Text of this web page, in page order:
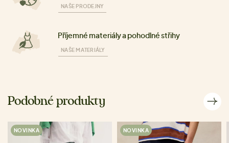
NAŠE PRODEJNY
Příjemné materiály a pohodlné střihy
NAŠE MATERIÁLY
Podobné produkty
NOVINKA NOVINKA